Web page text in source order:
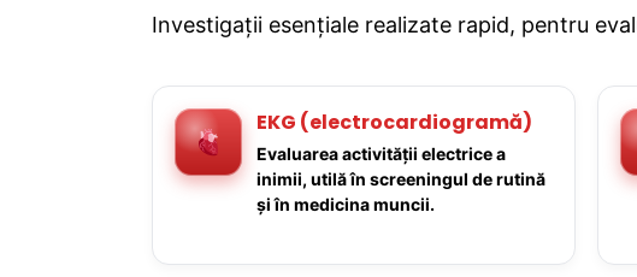
Investigații esențiale realizate rapid, pentru
EKG (electrocardiogramă)
Evaluarea activității electrice a
inimii, utilă în screeningul de rutină
și în medicina muncii.